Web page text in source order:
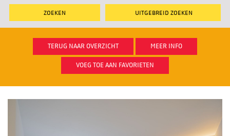
UITGEBREID ZOEKEN
TERUG NAAR OVERZICHT MEER INFO
VOEG TOE AAN FAVORIETEN